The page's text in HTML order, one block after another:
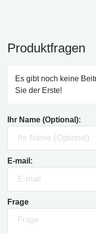
Produktfragen
Es gibt noch keine
Sie der Erste!
Ihr Name (Optional):
E-mail:
Frage